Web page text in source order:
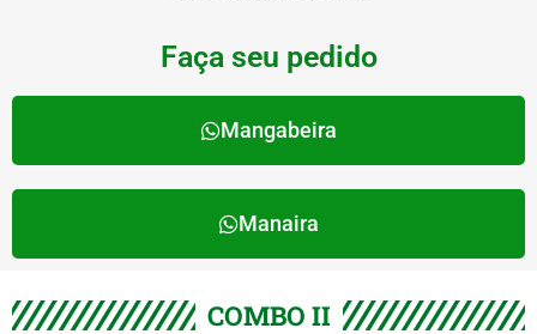
Faça seu pedido
Mangabeira
Manaira
COMBO II